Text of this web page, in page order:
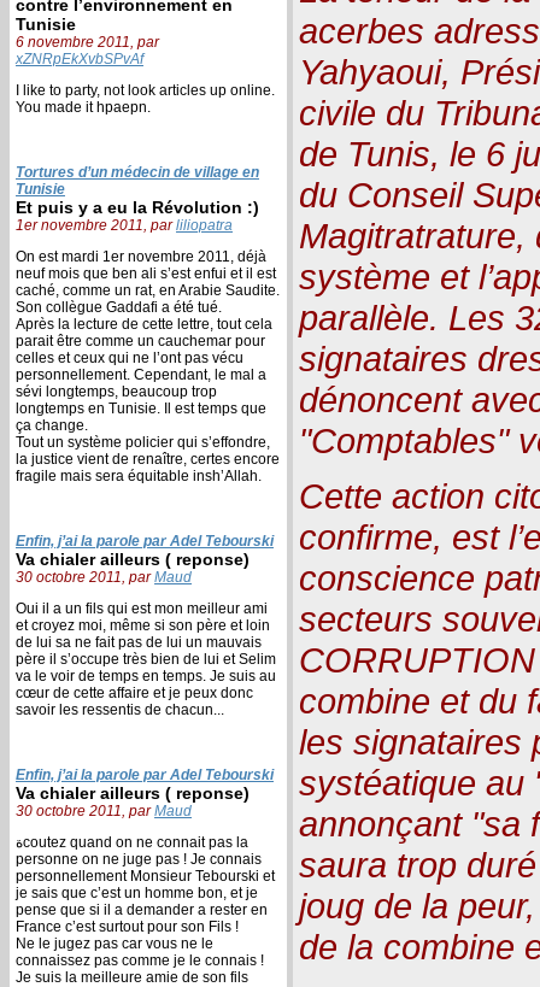
contre l’environnement en
Tunisie
6 novembre 2011, par
xZNRpEkXvbSPvAf
I like to party, not look articles up online.
You made it hpaepn.
Tortures d’un médecin de village en
Tunisie
Et puis y a eu la Révolution :)
1er novembre 2011, parliliopatra
On est mardi 1er novembre 2011, déjà
neuf mois que ben ali s’est enfui et il est
caché, comme un rat, en Arabie Saudite.
Son collègue Gaddafi a été tué.
Après la lecture de cette lettre, tout cela
parait être comme un cauchemar pour
celles et ceux qui ne l’ont pas vécu
personnellement. Cependant, le mal a
sévi longtemps, beaucoup trop
longtemps en Tunisie. Il est temps que
ça change.
Tout un système policier qui s’effondre,
la justice vient de renaître, certes encore
fragile mais sera équitable insh’Allah.
Enfin, j’ai la parole par Adel Tebourski
Va chialer ailleurs ( reponse)
30 octobre 2011, parMaud
Oui il a un fils qui est mon meilleur ami
et croyez moi, même si son père et loin
de lui sa ne fait pas de lui un mauvais
père il s’occupe très bien de lui et Selim
va le voir de temps en temps. Je suis au
cœur de cette affaire et je peux donc
savoir les ressentis de chacun...
Enfin, j’ai la parole par Adel Tebourski
Va chialer ailleurs ( reponse)
30 octobre 2011, parMaud
ةcoutez quand on ne connait pas la
personne on ne juge pas ! Je connais
personnellement Monsieur Tebourski et
je sais que c’est un homme bon, et je
pense que si il a demander a rester en
France c’est surtout pour son Fils !
Ne le jugez pas car vous ne le
connaissez pas comme je le connais !
Je suis la meilleure amie de son fils
acerbes
Yahyaoui,
civile du
de Tunis, le 6
du Conseil
Magitratrature,
système et
parallèle. Les
signataires
dénoncent
"Comptables"
Cette action
confirme, est
conscience
secteurs
combine et du
les signataires
systéatique au
annonçant "sa
saura trop
joug de la
de la combine